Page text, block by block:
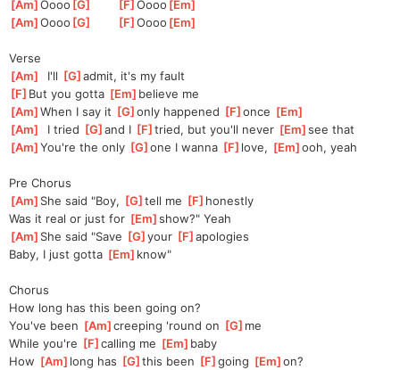
[Am ]
Oooo [G [F ]
Oooo [Em
[Am ]
Oooo [G [F ]
Oooo [Em
Verse
[Am
  I'll
[G ]
admit, it's my fault
[F ]But you gotta [Em ]believe me
[Am ]
When I say it [G ]
only happened [F ]
once [Em
[Am
  I tried
[G ]
and I [F ]tried, but you'll never [Em ]
see that
[Am ]
You're the only [G ]
one I wanna [F ]love, [Em ]
ooh, yeah
Pre Chorus
[Am ]She said "Boy, [G ]tell me [F ]honestly
Was it real or just for [Em ]
show?" Yeah
[Am ]She said "Save [G ]
your [F ]
apologies
Baby, I just gotta [Em ]know"
Chorus
How long has this been going on?
You've been [Am ]
creeping 'round on [G ]me
While you're [F ]
calling me [Em ]baby
How [Am ]long has [G ]this been [F ]
going [Em ]
on?